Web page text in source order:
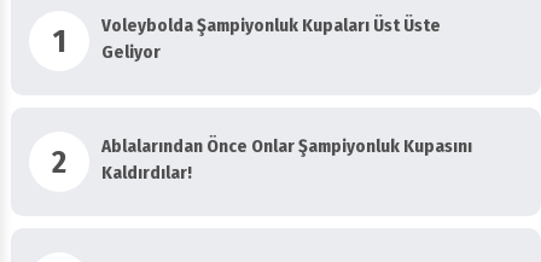
1
Voleybolda Şampiyonluk Kupaları Üst Üste
Geliyor
2
Ablalarından Önce Onlar Şampiyonluk Kupasını
Kaldırdılar!